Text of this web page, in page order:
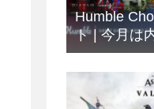
Humble
ト | 今月は